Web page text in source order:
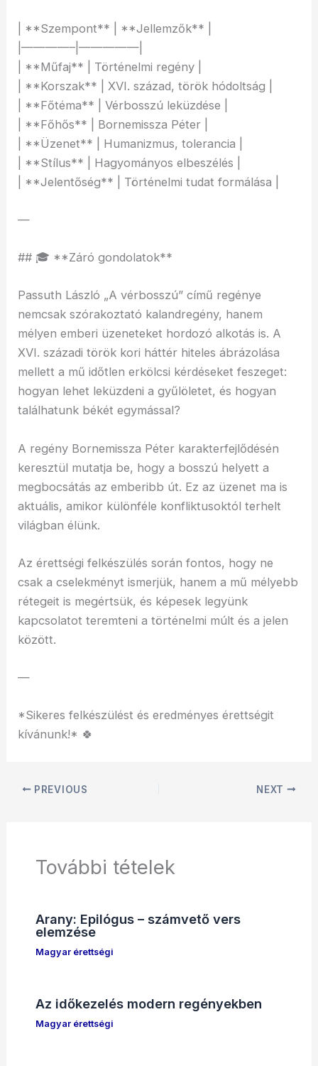
| **Szempont** | **Jellemzők** |
|————–|—————|
| **Műfaj** | Történelmi regény |
| **Korszak** | XVI. század, török hódoltság |
| **Főtéma** | Vérbosszú leküzdése |
| **Főhős** | Bornemissza Péter |
| **Üzenet** | Humanizmus, tolerancia |
| **Stílus** | Hagyományos elbeszélés |
| **Jelentőség** | Történelmi tudat formálása |
—
## 🎓 **Záró gondolatok**
Passuth László „A vérbosszú” című regénye
nemcsak szórakoztató kalandregény, hanem
mélyen emberi üzeneteket hordozó alkotás is. A
XVI. századi török kori háttér hiteles ábrázolása
mellett a mű időtlen erkölcsi kérdéseket feszeget:
hogyan lehet leküzdeni a gyűlöletet, és hogyan
találhatunk békét egymással?
A regény Bornemissza Péter karakterfejlődésén
keresztül mutatja be, hogy a bosszú helyett a
megbocsátás az emberibb út. Ez az üzenet ma is
aktuális, amikor különféle konfliktusoktól terhelt
világban élünk.
Az érettségi felkészülés során fontos, hogy ne
csak a cselekményt ismerjük, hanem a mű mélyebb
rétegeit is megértsük, és képesek legyünk
kapcsolatot teremteni a történelmi múlt és a jelen
között.
—
*Sikeres felkészülést és eredményes érettségit
kívánunk!* 🍀
PREVIOUS NEXT
További tételek
Arany: Epilógus – számvető vers
elemzése
Magyar érettségi
Az időkezelés modern regényekben
Magyar érettségi